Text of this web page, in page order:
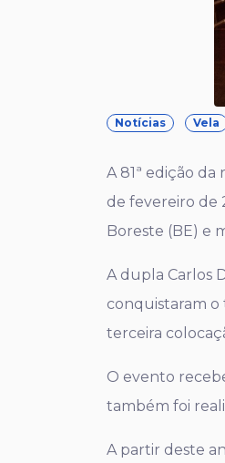
Notícias Vela
A 81ª edição
de fevereiro de
Boreste (BE) e
A dupla Carlos
conquistaram o
terceira
O evento
também foi
A partir deste